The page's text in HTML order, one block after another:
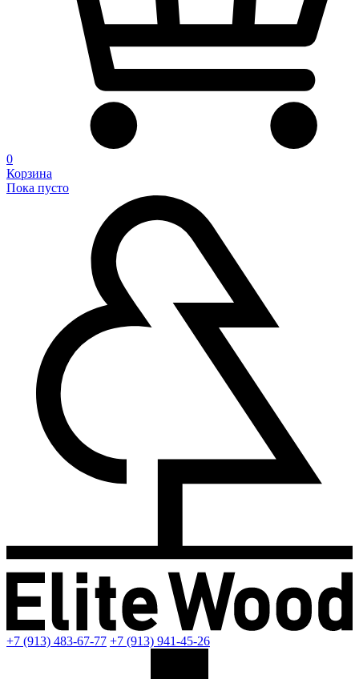
0
Корзина
Пока пусто
+7 (913) 483-67-77 +7 (913) 941-45-26